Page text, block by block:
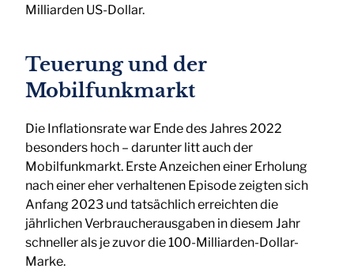
Milliarden US-Dollar.
Teuerung und der
Mobilfunkmarkt
Die Inflationsrate war Ende des Jahres 2022
besonders hoch – darunter litt auch der
Mobilfunkmarkt. Erste Anzeichen einer Erholung
nach einer eher verhaltenen Episode zeigten sich
Anfang 2023 und tatsächlich erreichten die
jährlichen Verbraucherausgaben in diesem Jahr
schneller als je zuvor die 100-Milliarden-Dollar-
Marke.